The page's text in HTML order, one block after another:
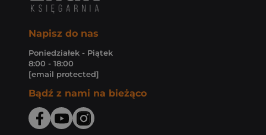
Napisz do nas
Poniedziałek - Piątek
8:00 - 18:00
[email protected]
Bądź z nami na bieżąco